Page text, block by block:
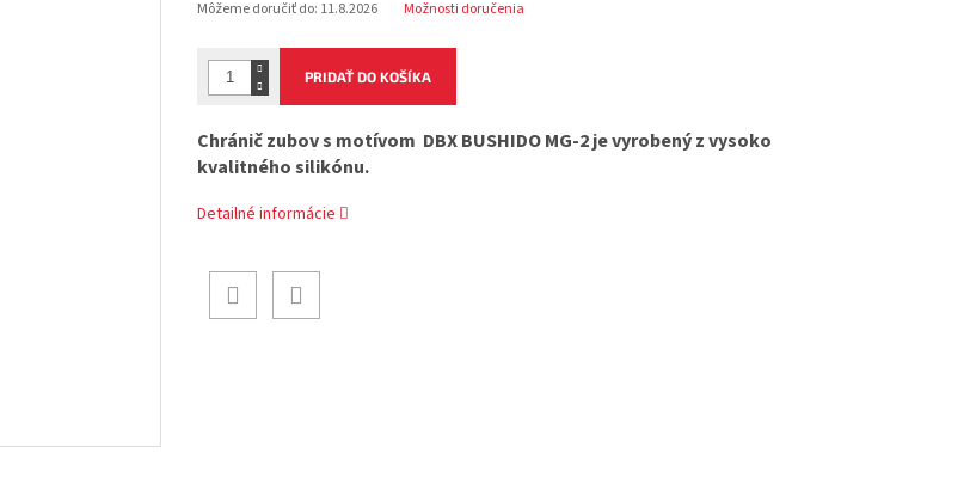
cena:
Môžeme doručiť do: 11.8.2026 Možnosti doručenia
PRIDAŤ DO KOŠÍKA
Chránič zubov s motívom DBX BUSHIDO MG-2 je vyrobený z vysoko
kvalitného silikónu.
Detailné informácie